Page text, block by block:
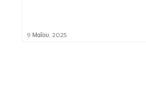
9 Μαΐου, 2025